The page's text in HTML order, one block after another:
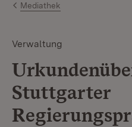
Mediathek
Verwaltung
Stuttgarter